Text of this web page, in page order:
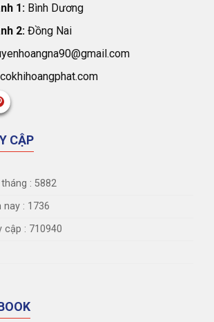
1:Bình Dương
2:Đồng Nai
CẬP
: 5882
: 1736
cập : 710940